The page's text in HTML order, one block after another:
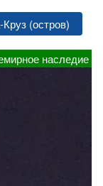
(остров)
наследие